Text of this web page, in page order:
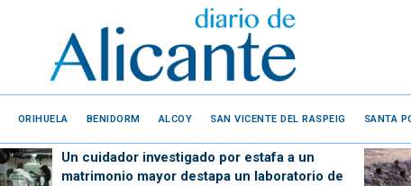
ORIHUELA BENIDORM ALCOY SAN VICENTE DEL RASPEIG SANTA
Un cuidador investigado por estafa a un
matrimonio mayor destapa un laboratorio de